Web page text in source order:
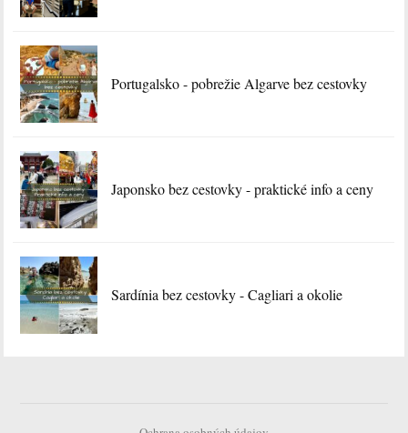
Portugalsko - pobrežie Algarve bez cestovky
Japonsko bez cestovky - praktické info a ceny
Sardínia bez cestovky - Cagliari a okolie